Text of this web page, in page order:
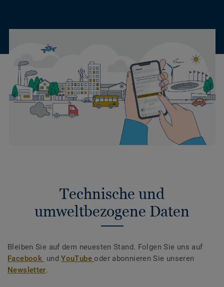
Technische und
umweltbezogene Daten
Bleiben Sie auf dem neuesten Stand. Folgen Sie uns auf
Facebook undYouTubeoder abonnieren Sie unseren
Newsletter.